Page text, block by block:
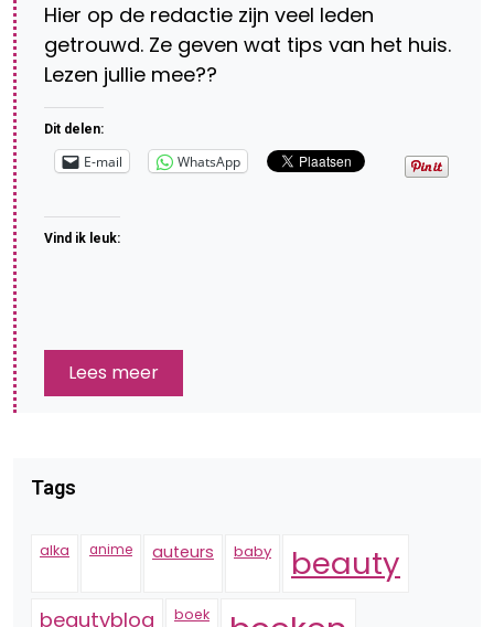
Hier op de redactie zijn veel leden
getrouwd. Ze geven wat tips van het huis.
Lezen jullie mee??
Dit delen:
E-mail WhatsApp
Vind ik leuk:
Lees meer
Tags
alka anime auteurs baby beauty
beautyblog boek